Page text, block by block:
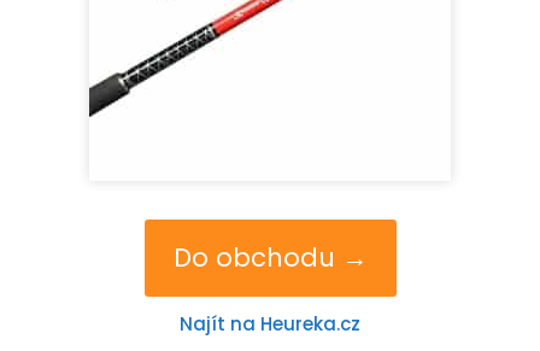
Do obchodu →
Najít na Heureka.cz